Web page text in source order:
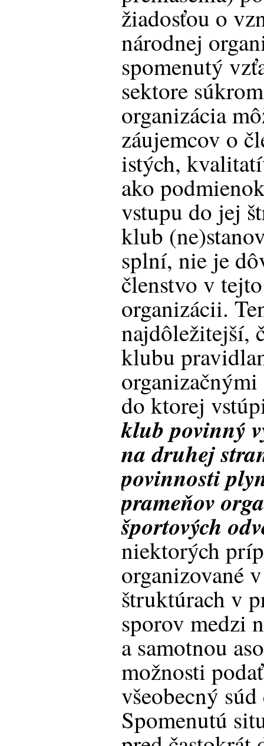
žiadosťou o
národnej
spomenutý
sektore
organizácia
záujemcov o
istých,
ako
vstupu do jej
klub
splní, nie je
členstvo v
organizácii.
najdôležitejší,
klubu
do ktorej
klub povinný
na druhej
povinnosti
prameňov
športových
niektorých
organizované
štruktúrach v
sporov medzi
a samotnou
možnosti
všeobecný
Spomenutú